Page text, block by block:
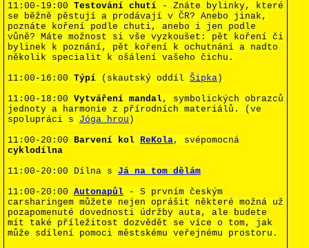
11:00-19:00 Testování chutí
- Znáte bylinky, které
se běžně pěstují a prodávají v ČR? Anebo jinak,
poznáte koření podle chuti, anebo i jen podle
vůně? Máte možnost si vše vyzkoušet: pět koření či
bylinek k poznání, pět koření k ochutnání a nadto
několik specialit k ošálení vašeho čichu.
11:00-16:00 Týpí (skautský oddíl Šipka )
11:00-18:00 Vytváření mandal, symbolických obrazců
jednoty a harmonie z přírodních materiálů. (ve
spolupráci s Jóga hrou )
11:00-20:00 Barvení kol ReKola, svépomocná
cyklodílna
11:00-20:00 Dílna s Já na tom dělám
11:00-20:00 Autonapůl - S prvním českým
carsharingem můžete nejen oprášit některé možná už
pozapomenuté dovednosti údržby auta, ale budete
mít také příležitost dozvědět se více o tom, jak
může sdílení pomoci městskému veřejnému prostoru.